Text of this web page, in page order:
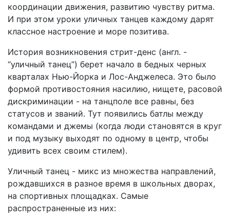
координации движения, развитию чувству ритма.
И при этом уроки уличных танцев каждому дарят
классное настроение и море позитива.
История возникновения стрит-денс (англ. -
“уличный танец”) берет начало в бедных черных
кварталах Нью-Йорка и Лос-Анджелеса. Это было
формой противостояния насилию, нищете, расовой
дискриминации - на танцполе все равны, без
статусов и званий. Тут появились батлы между
командами и джемы (когда люди становятся в круг
и под музыку выходят по одному в центр, чтобы
удивить всех своим стилем).
Уличный танец - микс из множества направлений,
рождавшихся в разное время в школьных дворах,
на спортивных площадках. Самые
распространенные из них: